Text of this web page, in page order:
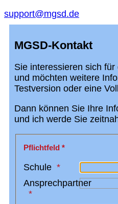
support@mgsd.de
MGSD-Kontakt
Sie interessieren sich
und möchten weitere
Testversion oder eine
Dann können Sie Ihre
und ich werde Sie
Bitte lassen Sie dieses
Pflichtfeld *
Schule
Ansprechpartner